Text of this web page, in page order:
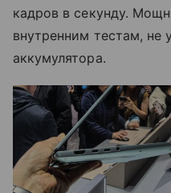
кадров в секунду.
внутренним тестам, не
аккумулятора.